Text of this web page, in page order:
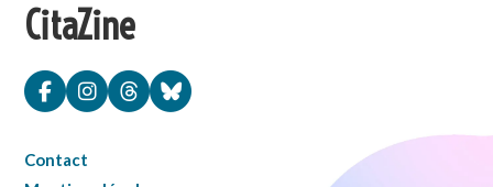
CitaZine
Contact